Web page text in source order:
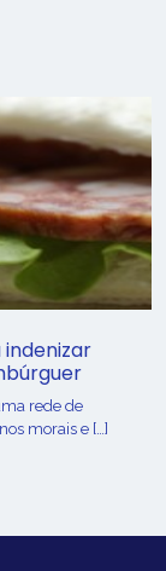
rede de
morais e […]